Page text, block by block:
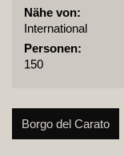
Nähe von:
International
Personen:
150
Borgo del Carato